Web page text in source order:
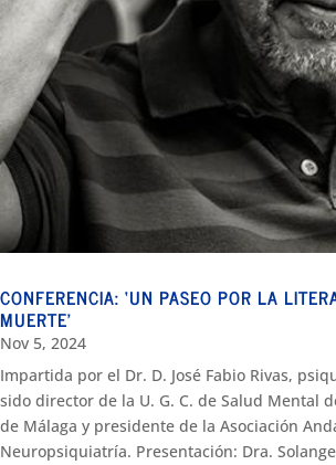
CONFERENCIA: ‘UN PASEO POR LA
MUERTE’
Nov 5, 2024
Impartida por el Dr. D. José Fabio Rivas,
sido director de la U. G. C. de Salud Mental
de Málaga y presidente de la Asociación
Neuropsiquiatría. Presentación: Dra.